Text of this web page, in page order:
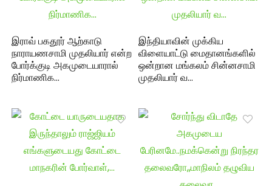
இராவ் பகதூர் ஆற்காடு
நாராயணசாமி முதலியார் என்ற
போர்க்குடி அகமுடையாரால்
நிர்மாணிக…
இந்தியாவின் முக்கிய
விளையாட்டு மைதானங்களில்
ஒன்றான மங்கலம் சின்னசாமி
முதலியார் வ…